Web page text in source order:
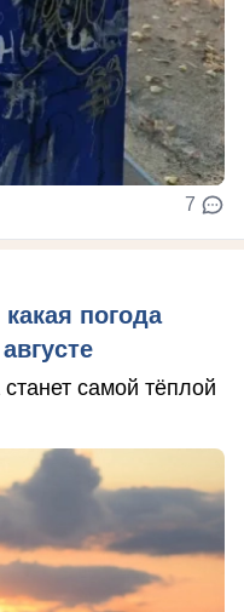
7
погода
самой тёплой